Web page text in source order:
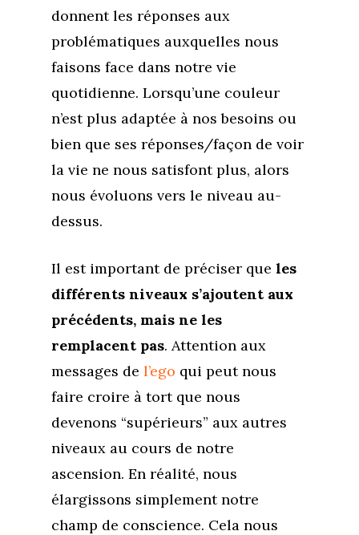
donnent les réponses aux
problématiques auxquelles nous
faisons face dans notre vie
quotidienne. Lorsqu’une couleur
n’est plus adaptée à nos besoins ou
bien que ses réponses/façon de voir
la vie ne nous satisfont plus, alors
nous évoluons vers le niveau au-
dessus.
Il est important de préciser que les
différents niveaux s’ajoutent aux
précédents, mais ne les
remplacent pas. Attention aux
messages de l’ego qui peut nous
faire croire à tort que nous
devenons “supérieurs” aux autres
niveaux au cours de notre
ascension. En réalité, nous
élargissons simplement notre
champ de conscience. Cela nous